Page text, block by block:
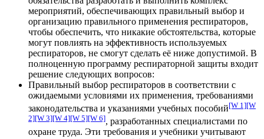
мероприятий, обеспечивающих правильный выбор и
организацию правильного применения респираторов,
чтобы обеспечить, что никакие обстоятельства, которые
могут повлиять на эффективность используемых
респираторов, не смогут сделать её ниже допустимой. В
полноценную программу респираторной защиты входит
решение следующих вопросов:
Правильный выбор респираторов в соответствии с
ожидаемыми условиями их применения, требованиями
законодательства и указаниями учебных пособий[W 1][W
2][W 3][W 4][W 5][W 6], разработанных специалистами по
охране труда. Эти требования и учебники учитывают